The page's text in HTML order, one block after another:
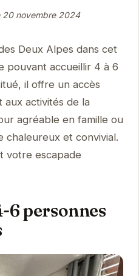
20 novembre 2024
Deux Alpes dans cet
pouvant accueillir 4 à 6
il offre un accès
aux activités de la
agréable en famille ou
chaleureux et convivial.
votre escapade
6 personnes